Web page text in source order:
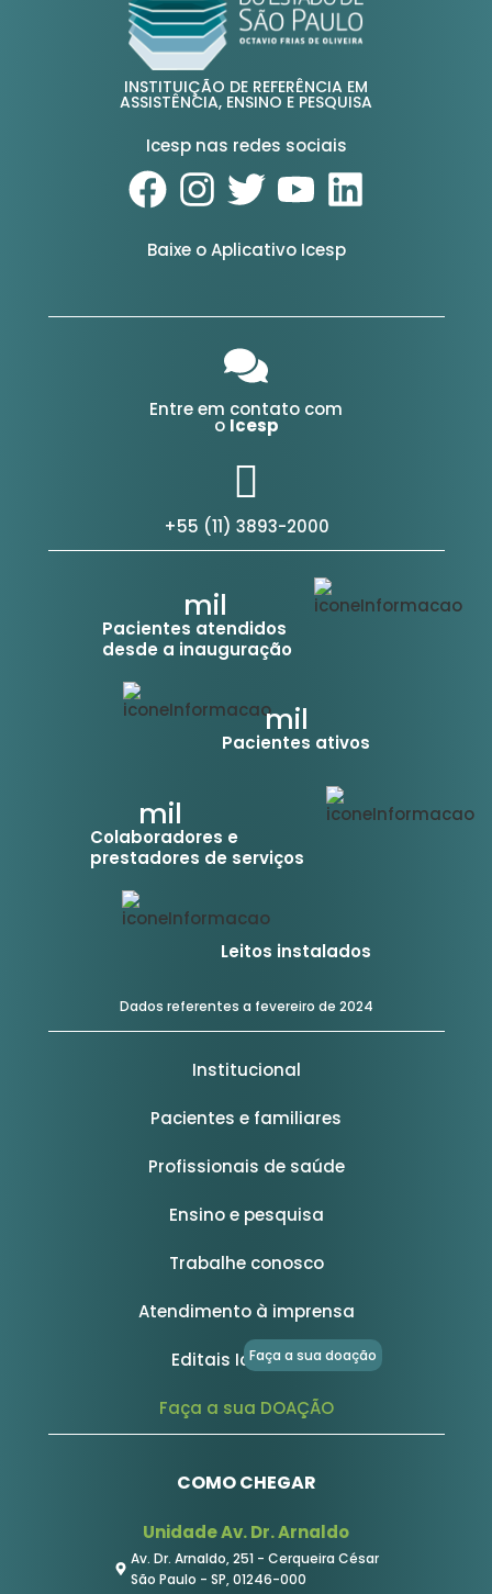
INSTITUIÇÃO DE REFERÊNCIA EM
ASSISTÊNCIA, ENSINO E PESQUISA
Icesp nas redes sociais
Baixe o Aplicativo Icesp
Entre em contato com
o Icesp
+55 (11) 3893-2000
mil
Pacientes atendidos
desde a inauguração
mil
Pacientes ativos
mil
Colaboradores e
prestadores de serviços
Leitos instalados
Dados referentes a fevereiro de 2024
Institucional
Pacientes e familiares
Profissionais de saúde
Ensino e pesquisa
Trabalhe conosco
Atendimento à imprensa
Editais Icesp/FFM
Faça a sua DOAÇÃO
COMO CHEGAR
Unidade Av. Dr. Arnaldo
Av. Dr. Arnaldo, 251 - Cerqueira César
São Paulo - SP, 01246-000
Faça a sua doação